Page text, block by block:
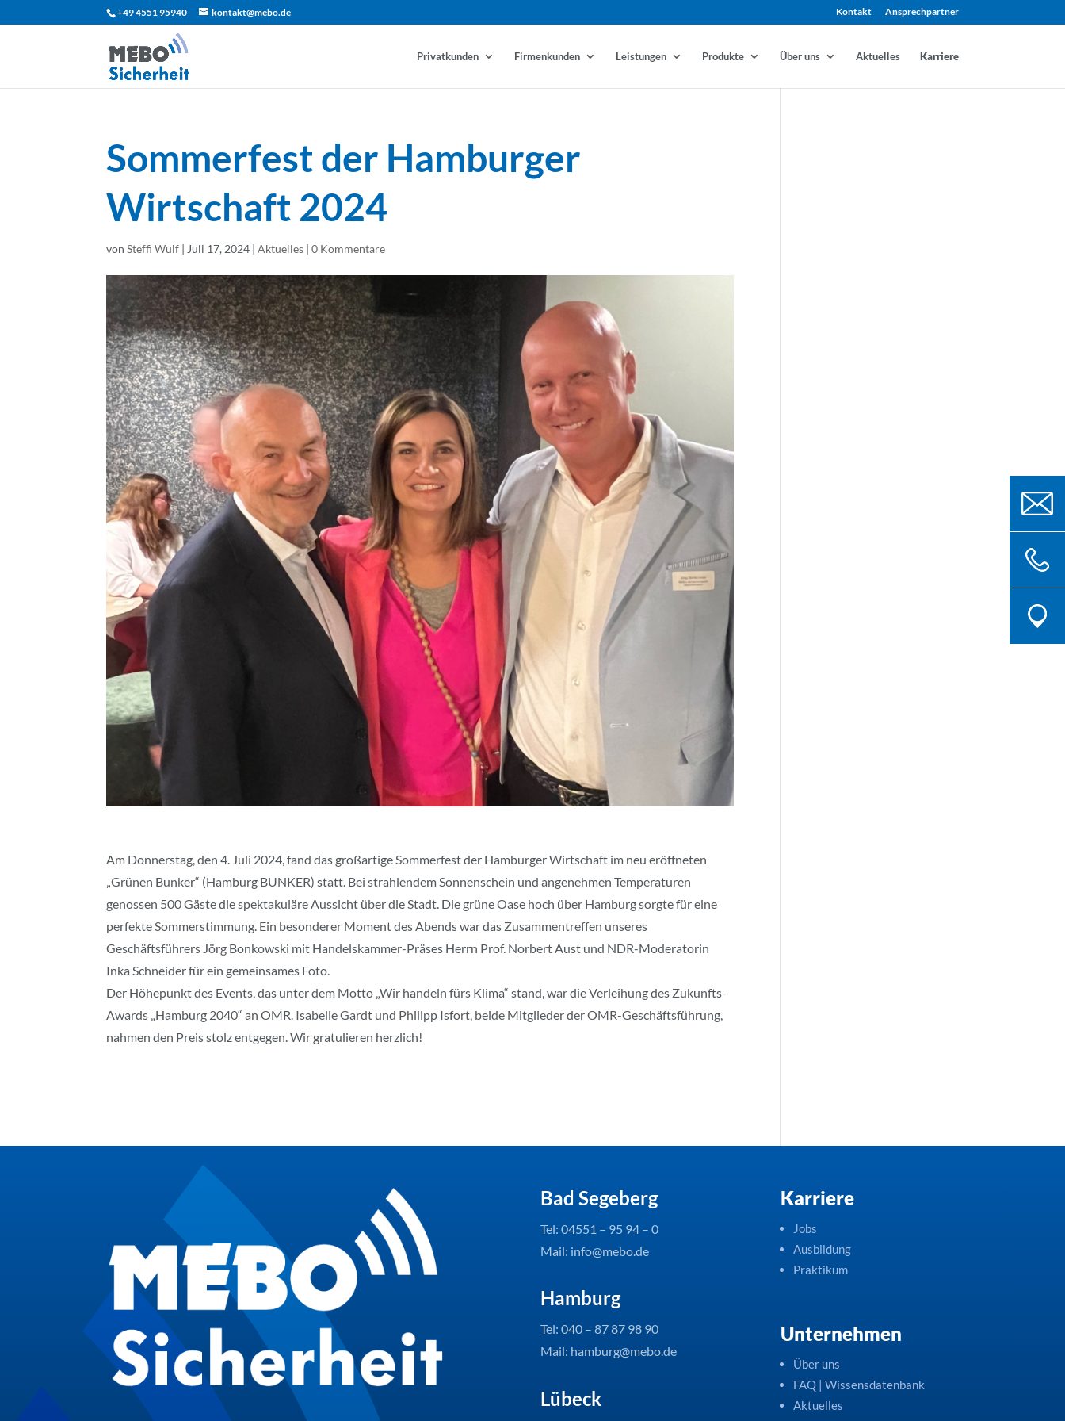
+49 4551 95940 kontakt@mebo.de Kontakt Ansprechpartner
Privatkunden Firmenkunden Leistungen Produkte Über uns Aktuelles Karriere
Sommerfest der Hamburger
Wirtschaft 2024
vonSteffi Wulf | Juli 17, 2024 |Aktuelles |0 Kommentare
Am Donnerstag, den 4. Juli 2024, fand das großartige Sommerfest der Hamburger Wirtschaft im neu eröffneten
„Grünen Bunker“ (Hamburg BUNKER) statt. Bei strahlendem Sonnenschein und angenehmen Temperaturen
genossen 500 Gäste die spektakuläre Aussicht über die Stadt. Die grüne Oase hoch über Hamburg sorgte für eine
perfekte Sommerstimmung. Ein besonderer Moment des Abends war das Zusammentreffen unseres
Geschäftsführers Jörg Bonkowski mit Handelskammer-Präses Herrn Prof. Norbert Aust und NDR-Moderatorin
Inka Schneider für ein gemeinsames Foto.
Der Höhepunkt des Events, das unter dem Motto „Wir handeln fürs Klima“ stand, war die Verleihung des Zukunfts-
Awards „Hamburg 2040“ an OMR. Isabelle Gardt und Philipp Isfort, beide Mitglieder der OMR-Geschäftsführung,
nahmen den Preis stolz entgegen. Wir gratulieren herzlich!
Bad Segeberg
Tel: 04551 – 95 94 – 0
Mail: info@mebo.de
Hamburg
Tel: 040 – 87 87 98 90
Mail: hamburg@mebo.de
Lübeck
Karriere
Jobs
Ausbildung
Praktikum
Unternehmen
Über uns
FAQ | Wissensdatenbank
Aktuelles